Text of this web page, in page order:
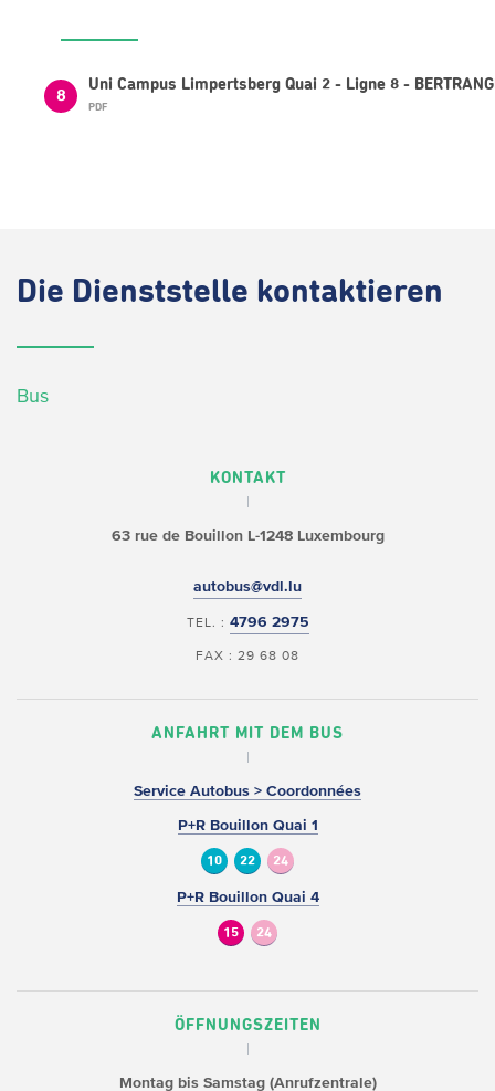
8
Uni Campus Limpertsberg Quai 2 - Ligne 8 -
PDF
Die Dienststelle kontaktieren
Bus
KONTAKT
63 rue de BouillonL-1248 Luxembourg
autobus@vdl.lu
TEL. : 4796 2975
FAX : 29 68 08
ANFAHRT MIT DEM BUS
Service Autobus > Coordonnées
P+R Bouillon Quai 1
10 22 24
P+R Bouillon Quai 4
15 24
ÖFFNUNGSZEITEN
Montag bis Samstag (Anrufzentrale)